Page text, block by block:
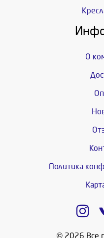
О
Политика
© 2026 Все